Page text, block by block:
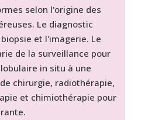
selon l'origine des
Le diagnostic
et l'imagerie. Le
de la surveillance pour
in situ à une
chirurgie, radiothérapie,
et chimiothérapie pour